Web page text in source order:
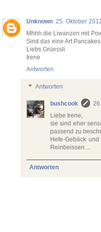
Unknown 25. Oktober
Mhhh die Liwanzen mit
Sind das eine Art
Liebs Grüessli
Irene
Antworten
Antworten
bushcook
Liebe Irene,
sie sind eher
passend zu
Hefe-Gebäck
Reinbeissen....
Antworten